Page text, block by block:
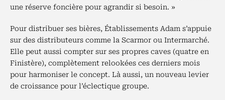
une réserve foncière pour agrandir si besoin. »
Pour distribuer ses bières, Établissements Adam s’appuie
sur des distributeurs comme la Scarmor ou Intermarché.
Elle peut aussi compter sur ses propres caves (quatre en
Finistère), complètement relookées ces derniers mois
pour harmoniser le concept. Là aussi, un nouveau levier
de croissance pour l’éclectique groupe.